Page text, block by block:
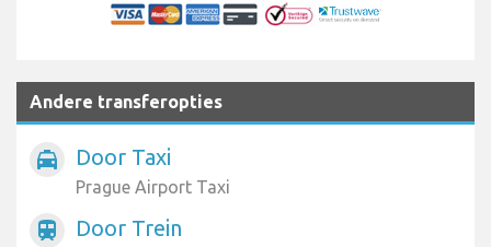
Andere transferopties
local_taxi Door Taxi
Prague Airport Taxi
train Door Trein